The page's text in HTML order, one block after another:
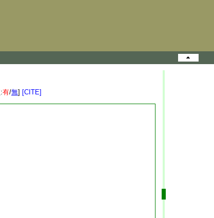
有/無] [CITE]